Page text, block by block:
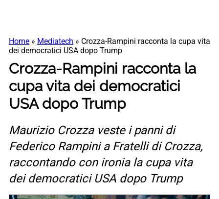
Home » Mediatech » Crozza-Rampini racconta la cupa vita
dei democratici USA dopo Trump
Crozza-Rampini racconta la
cupa vita dei democratici
USA dopo Trump
Maurizio Crozza veste i panni di
Federico Rampini a Fratelli di Crozza,
raccontando con ironia la cupa vita
dei democratici USA dopo Trump